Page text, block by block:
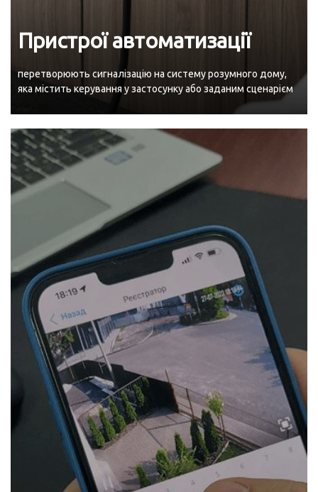
Пристрої автоматизації
перетворюють сигналізацію на систему розумного дому,
яка містить керування у застосунку або заданим сценарієм